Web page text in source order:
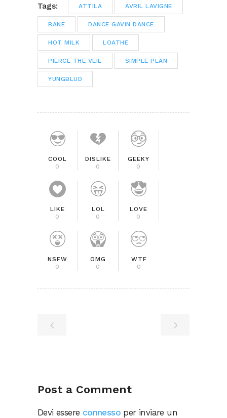
Tags: ATTILA AVRIL LAVIGNE
BANE DANCE GAVIN DANCE
HOT MILK LOATHE
PIERCE THE VEIL SIMPLE PLAN
YUNGBLUD
COOL
0
DISLIKE
0
GEEKY
0
LIKE
0
LOL
0
LOVE
0
NSFW
0
OMG
0
WTF
0
Post a Comment
Devi essere connesso per inviare un